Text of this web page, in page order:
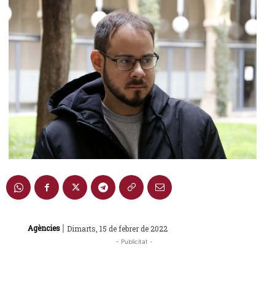
Agències | Dimarts, 15 de febrer de 2022
- Publicitat -